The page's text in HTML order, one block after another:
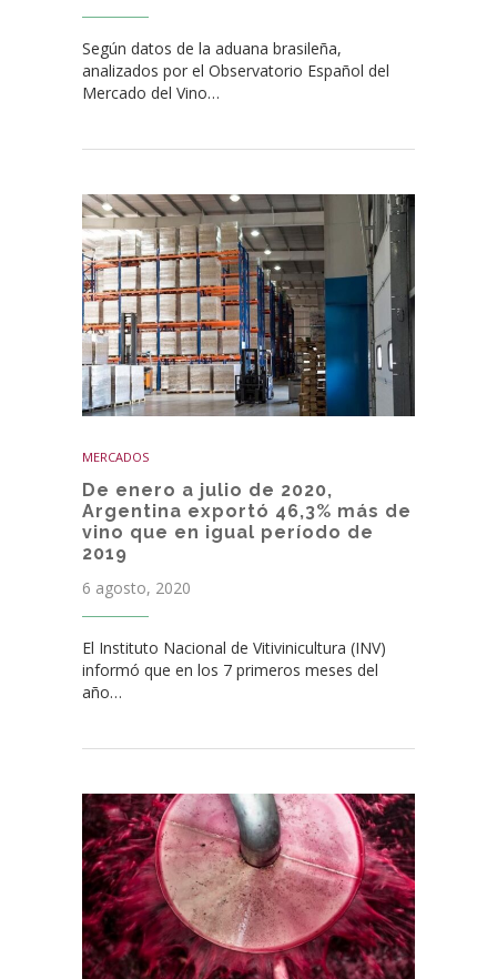
Según datos de la aduana brasileña,
analizados por el Observatorio Español del
Mercado del Vino…
MERCADOS
De enero a julio de 2020,
Argentina exportó 46,3% más de
vino que en igual período de
2019
6 agosto, 2020
El Instituto Nacional de Vitivinicultura (INV)
informó que en los 7 primeros meses del
año…